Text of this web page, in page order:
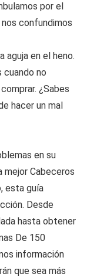
por el
confundimos
aguja en el heno.
no
¿Sabes
hacer un mal
en su
mejor Cabeceros
esta guía
Desde
hasta obtener
De 150
información
que sea más